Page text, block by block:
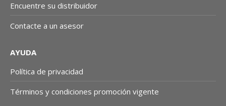
Encuentre su distribuidor
Contacte a un asesor
AYUDA
Política de privacidad
Términos y condiciones promoción vigente